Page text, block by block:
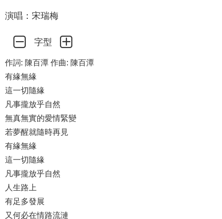
演唱：宋瑞梅
字型
作詞: 陳百潭 作曲: 陳百潭
有緣無緣
這一切隨緣
凡事攏放乎自然
無真無實的愛情緊變
若夢醒就隨時再見
有緣無緣
這一切隨緣
凡事攏放乎自然
人生路上
有足多發展
又何必在情路流漣